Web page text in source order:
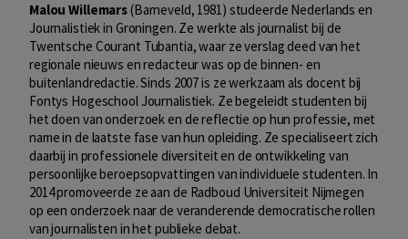
Malou Willemars(Barneveld, 1981) studeerde Nederlands en
Journalistiek in Groningen. Ze werkte als journalist bij de
Twentsche Courant Tubantia, waar ze verslag deed van het
regionale nieuws en redacteur was op de binnen- en
buitenlandredactie. Sinds 2007 is ze werkzaam als docent bij
Fontys Hogeschool Journalistiek. Ze begeleidt studenten bij
het doen van onderzoek en de reflectie op hun professie, met
name in de laatste fase van hun opleiding. Ze specialiseert zich
daarbij in professionele diversiteit en de ontwikkeling van
persoonlijke beroepsopvattingen van individuele studenten. In
2014 promoveerde ze aan de Radboud Universiteit Nijmegen
op een onderzoek naar de veranderende democratische rollen
van journalisten in het publieke debat.